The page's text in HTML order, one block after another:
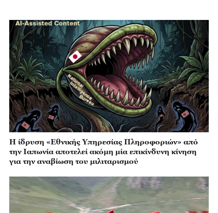
Η ίδρυση «Εθνικής Υπηρεσίας Πληροφοριών» από
την Ιαπωνία αποτελεί ακόμη μία επικίνδυνη κίνηση
για την αναβίωση του μιλιταρισμού